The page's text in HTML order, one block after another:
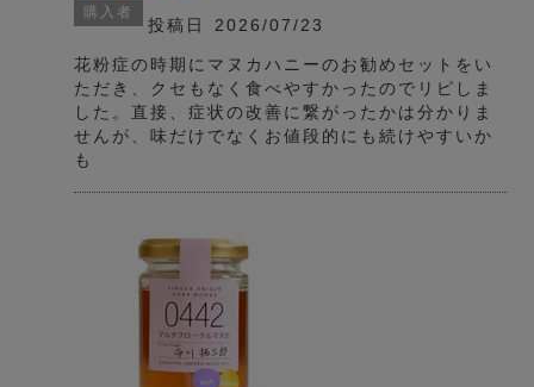
購入者
投稿日 2026/07/23
花粉症の時期にマヌカハニーのお勧めセットをい
ただき、クセもなく食べやすかったのでリピしま
した。直接、症状の改善に繋がったかは分かりま
せんが、味だけでなくお値段的にも続けやすいか
も